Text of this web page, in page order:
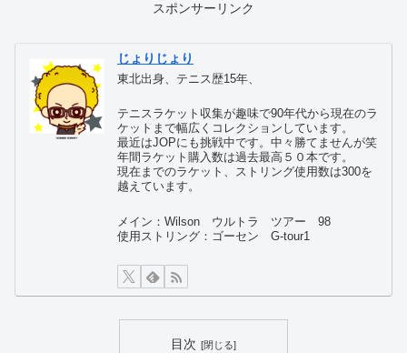
スポンサーリンク
じょりじょり
東北出身、テニス歴15年、
テニスラケット収集が趣味で90年代から現在のラ
ケットまで幅広くコレクションしています。
最近はJOPにも挑戦中です。中々勝てませんが笑
年間ラケット購入数は過去最高５０本です。
現在までのラケット、ストリング使用数は300を
越えています。
メイン：Wilson ウルトラ ツアー 98
使用ストリング：ゴーセン G-tour1
目次